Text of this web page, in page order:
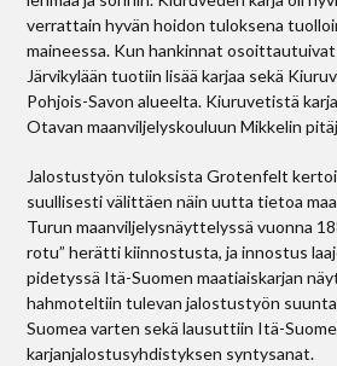
verrattain hyvän hoidon tuloksena
maineessa. Kun hankinnat
Järvikylään tuotiin lisää karjaa sekä
Pohjois-Savon alueelta. Kiuruvetistä
Otavan maanviljelyskouluun Mikkelin
Jalostustyön tuloksista Grotenfelt
suullisesti välittäen näin uutta tietoa
Turun maanviljelysnäyttelyssä vuonna
rotu” herätti kiinnostusta, ja innostus
pidetyssä Itä-Suomen maatiaiskarjan
hahmoteltiin tulevan jalostustyön
Suomea varten sekä lausuttiin Itä-
karjanjalostusyhdistyksen syntysanat.